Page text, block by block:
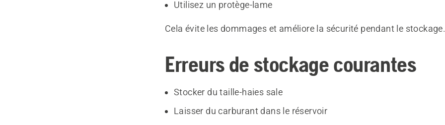
Utilisez un protège-lame
Cela évite les dommages et améliore la sécurité pendant le
Erreurs de stockage courantes
Stocker du taille-haies sale
Laisser du carburant dans le réservoir